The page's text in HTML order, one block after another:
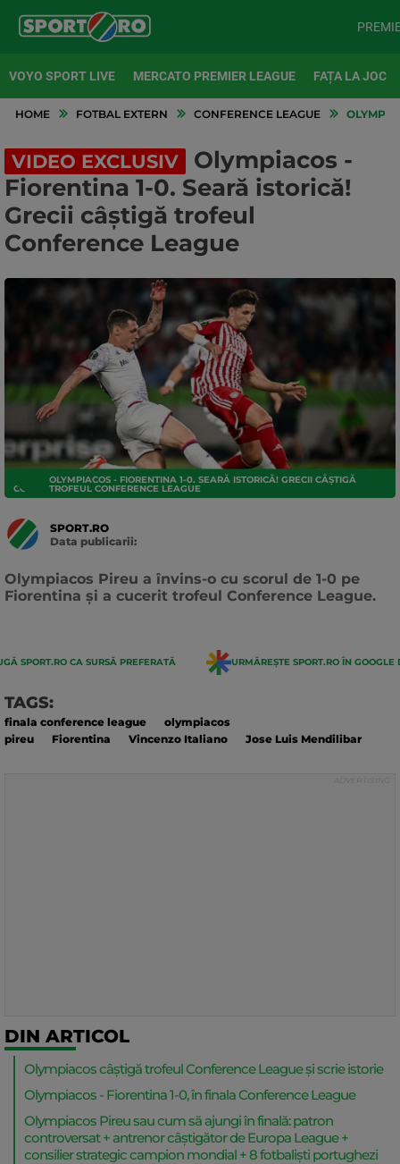
VOYO SPORT LIVE MERCATO PREMIER LEAGUE FAȚA LA JOC
HOME FOTBAL EXTERN CONFERENCE LEAGUE
VIDEO EXCLUSIV
Olympiacos -
Fiorentina 1-0. Seară istorică!
Grecii câștigă trofeul
Conference League
CONFERENCE LEAGUE
OLYMPIACOS - FIORENTINA 1-0. SEARĂ ISTORICĂ! GRECII CÂȘTIGĂ
TROFEUL CONFERENCE LEAGUE
SPORT.RO
Data publicarii:
Olympiacos Pireu a învins-o cu scorul de 1-0 pe
Fiorentina și a cucerit trofeul Conference League.
SPORT.RO CA SURSĂ PREFERATĂ URMĂREȘTE SPORT.RO ÎN GOOGLE
TAGS:
finala conference league
olympiacos
pireu
Fiorentina Vincenzo Italiano Jose Luis Mendilibar
DIN ARTICOL
Olympiacos câștigă trofeul Conference League și scrie istorie
Olympiacos - Fiorentina 1-0, în finala Conference League
Olympiacos Pireu sau cum să ajungi în finală: patron
controversat + antrenor câștigător de Europa League +
consilier strategic campion mondial + 8 fotbaliști portughezi